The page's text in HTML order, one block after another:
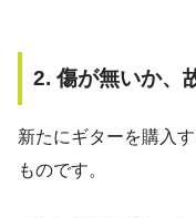
2. 傷が無いか、
新たにギターを購入
ものです。